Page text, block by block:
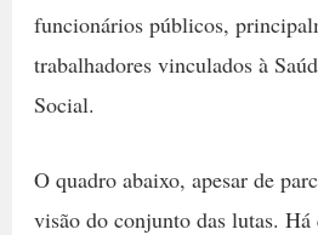
funcionários públicos,
trabalhadores vinculados à
Social.
O quadro abaixo, apesar de
visão do conjunto das lutas. Há